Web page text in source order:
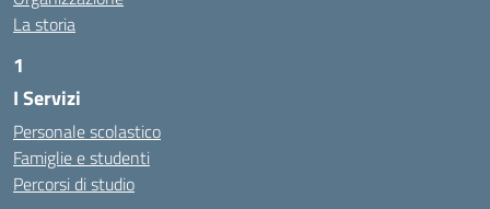
La storia
1
https://alwacomputer.id/contact/
https://blog.heptanalytics.com/flask-plotly-dashboard/
https://cambui.flyworld.com.br/
http://cl.rmuti.net/
I Servizi
Personale scolastico
Famiglie e studenti
Percorsi di studio